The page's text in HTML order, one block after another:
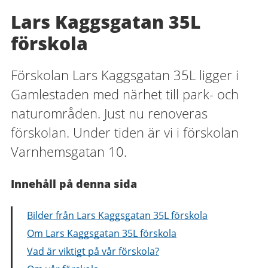
Lars Kaggsgatan 35L
förskola
Förskolan Lars Kaggsgatan 35L ligger i
Gamlestaden med närhet till park- och
naturområden. Just nu renoveras
förskolan. Under tiden är vi i förskolan
Varnhemsgatan 10.
Innehåll på denna sida
Bilder från Lars Kaggsgatan 35L förskola
Om Lars Kaggsgatan 35L förskola
Vad är viktigt på vår förskola?